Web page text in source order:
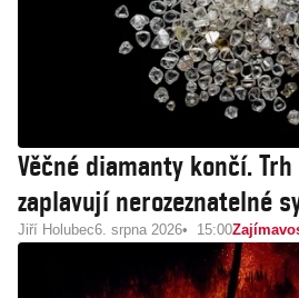
Věčné diamanty končí.
zaplavují nerozeznatelné
Jiří Holubec6. srpna 2026 15:00